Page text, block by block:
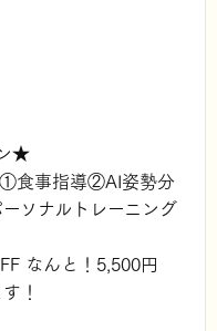
★
①食事指導②AI姿勢分
ソナルトレーニング
なんと！5,500円
！